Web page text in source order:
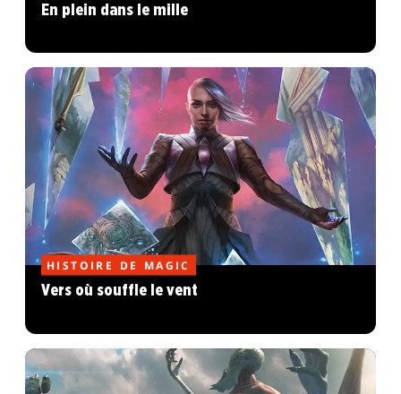
En plein dans le mille
HISTOIRE DE MAGIC
Vers où souffle le vent